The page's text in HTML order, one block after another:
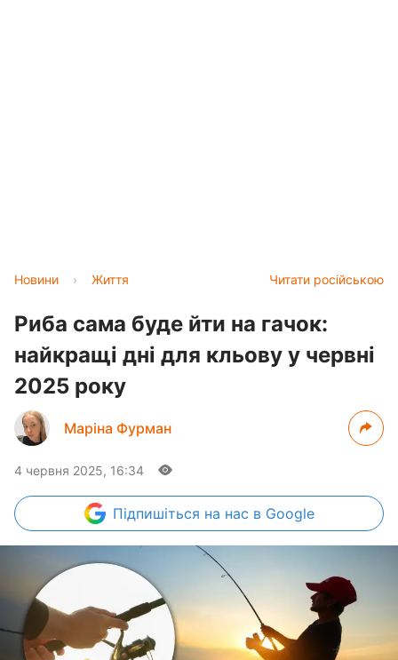
Читати російською
Новини › Життя
Риба сама буде йти на гачок:
найкращі дні для кльову у червні
2025 року
Маріна Фурман
4 червня 2025, 16:34
Підпишіться на нас в Google